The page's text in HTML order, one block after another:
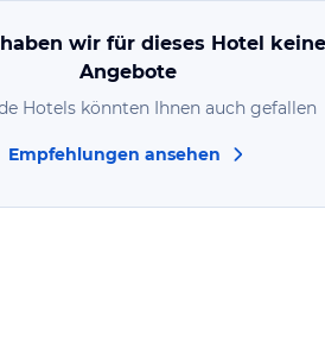
wir für dieses Hotel keine
Angebote
Hotels könnten Ihnen auch gefallen
Empfehlungen ansehen